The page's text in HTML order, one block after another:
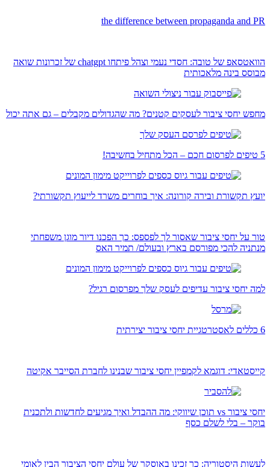
the difference between propaganda and PR
הוואטסאפ של טובה: חסדי נעמי וצהל פיתחו chatgpt של זכרונות שואה
מבוסס בינה מלאכותית
מחפש יחסי ציבור לעסקים קטנים? מה שהגדולים מקבלים – גם אתה יכול
5 טיפים לפרסום חכם – הכל מתחיל בחשיבה!
יועץ תקשורת ובירה קורונה: איך בוחרים משרד לייעוץ תקשורתי?
טור על יחסי ציבור שאסור לך לפספס: כך הפכנו דיור מוגן משפחתי
מנתניה להכי מפורסם בארץ ובעולם/ תמיר האס
למה יחסי ציבור עדיפים לעסק שלך מפרסום רגיל?
6 כללים לאסטרטגיית יחסי ציבור יצירתית
קייסטאדי: דוגמא לקמפיין יחסי ציבור שבנינו לחברת הסייבר אקיטה
יחסי ציבור vs תוכן שיווקי: מה ההבדל ואיך מגיעים לחדשות ולתכנית
בוקר – בלי לשלם כסף
לעשות היסטוריה: כך זכינו באוסקר של עולם יחסי הציבור הבין לאומי